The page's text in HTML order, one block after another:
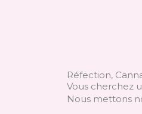
Réfection,
Vous cherchez
Nous mettons